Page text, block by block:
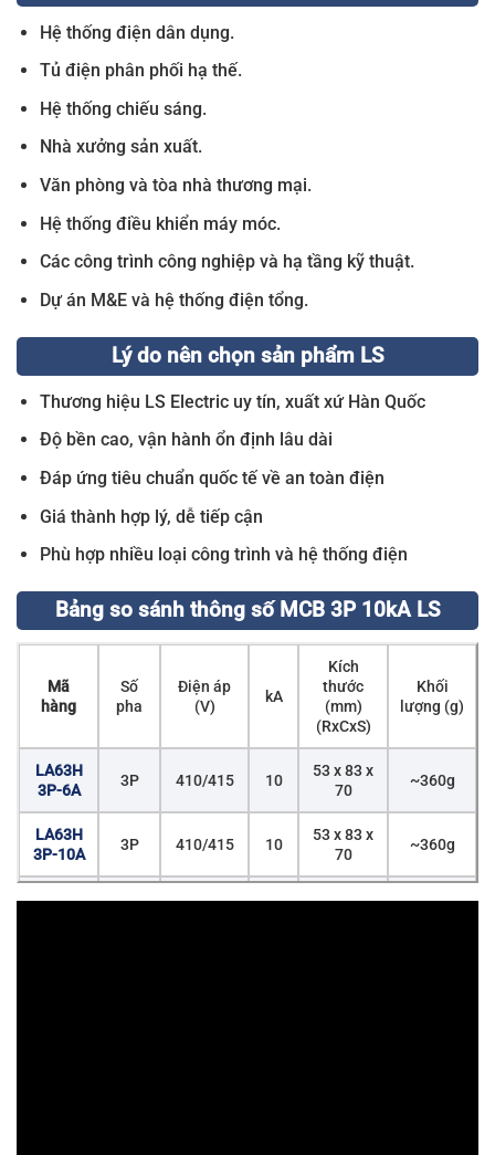
Hệ thống điện dân dụng.
Tủ điện phân phối hạ thế.
Hệ thống chiếu sáng.
Nhà xưởng sản xuất.
Văn phòng và tòa nhà thương mại.
Hệ thống điều khiển máy móc.
Các công trình công nghiệp và hạ tầng kỹ thuật.
Dự án M&E và hệ thống điện tổng.
Lý do nên chọn sản phẩm LS
Thương hiệu LS Electric uy tín, xuất xứ Hàn Quốc
Độ bền cao, vận hành ổn định lâu dài
Đáp ứng tiêu chuẩn quốc tế về an toàn điện
Giá thành hợp lý, dễ tiếp cận
Phù hợp nhiều loại công trình và hệ thống điện
Bảng so sánh thông số MCB 3P 10kA LS
Mã
hàng
Số
pha
Điện áp
(V)
kA
Kích
thước
(mm)
(RxCxS)
Khối
lượng (g)
LA63H
3P-6A
3P 410/415 10
53 x 83 x
70
~360g
LA63H
3P-10A
3P 410/415 10
53 x 83 x
70
~360g
LA63H
53 x 83 x